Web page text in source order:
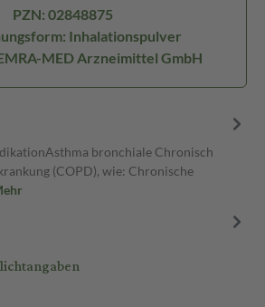
PZN: 02848875
Inhalationspulver
MED Arzneimittel GmbH
bronchiale Chronisch
(COPD), wie: Chronische